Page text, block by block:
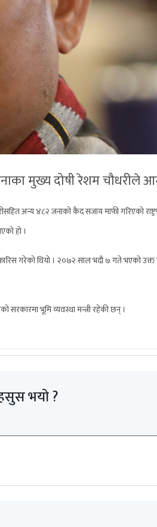
मुख्य दोषी रेशम चौधरीले
अन्य ४८२ जनाको कैद सजाय माफी गरिएको
हो ।
गरेको थियो । २०७२ साल भदौ ७ गते भएको उक्त
सरकारमा भूमि व्यवस्था मन्त्री रहेकी छन् ।
भयो ?